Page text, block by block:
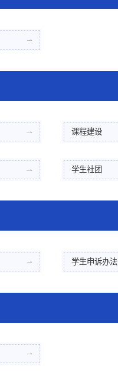
课程建设
学生社团
学生申诉办法